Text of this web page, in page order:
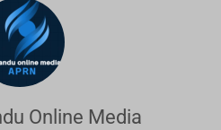
Online Media